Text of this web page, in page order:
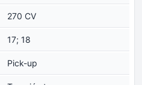
270 CV
17; 18
Pick-up